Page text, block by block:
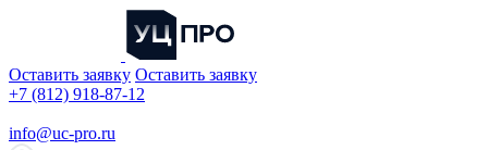
Оставить заявку Оставить заявку
+7 (812) 918-87-12
info@uc-pro.ru